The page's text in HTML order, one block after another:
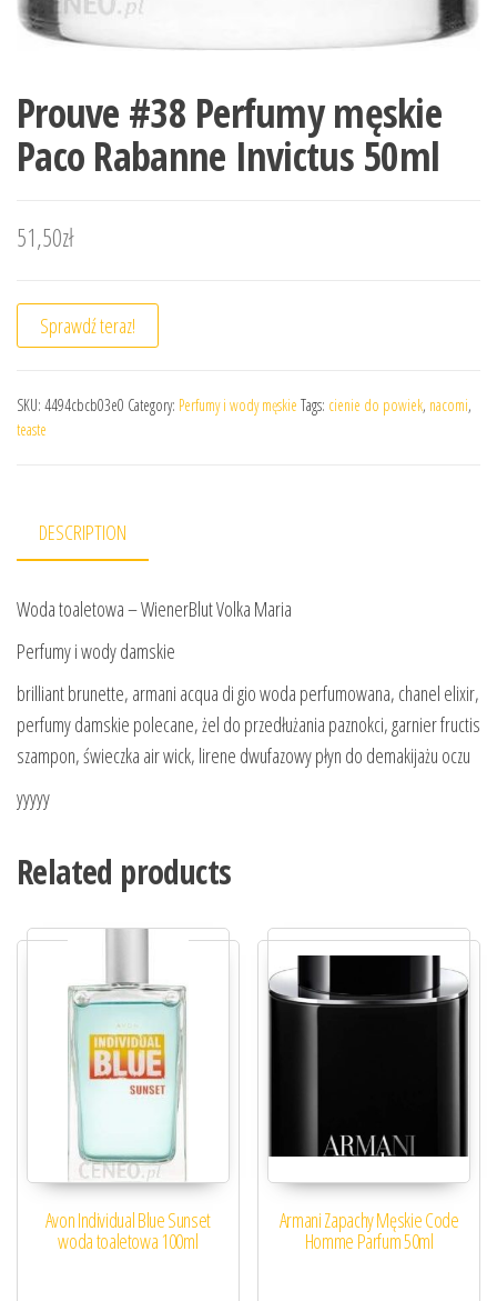
Prouve #38 Perfumy męskie
Paco Rabanne Invictus 50ml
51,50zł
Sprawdź teraz!
SKU: 4494cbcb03e0 Category: Perfumy i wody męskie Tags: cienie do powiek, nacomi,
teaste
DESCRIPTION
Woda toaletowa – WienerBlut Volka Maria
Perfumy i wody damskie
brilliant brunette, armani acqua di gio woda perfumowana, chanel elixir,
perfumy damskie polecane, żel do przedłużania paznokci, garnier fructis
szampon, świeczka air wick, lirene dwufazowy płyn do demakijażu oczu
yyyyy
Related products
Avon Individual Blue Sunset
woda toaletowa 100ml
Armani Zapachy Męskie Code
Homme Parfum 50ml